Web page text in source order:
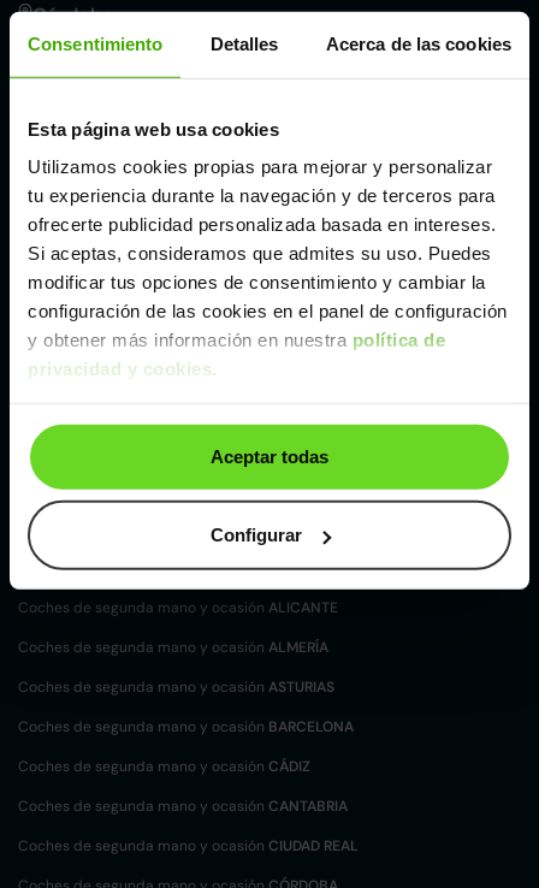
Consentimiento Detalles Acerca de las cookies
Esta página web usa cookies
Utilizamos cookies propias para mejorar y personalizar
tu experiencia durante la navegación y de terceros para
ofrecerte publicidad personalizada basada en intereses.
Si aceptas, consideramos que admites su uso. Puedes
modificar tus opciones de consentimiento y cambiar la
configuración de las cookies en el panel de configuración
y obtener más información en nuestra política de
privacidad y cookies.
Aceptar todas
Configurar
Córdoba
Madrid
Málaga
Valencia
Zaragoza
Volvo XC40 de segunda mano y ocasión
Coches desegunda mano y ocasión por
localización
Coches de segunda mano y ocasiónALBACETE
Coches de segunda mano y ocasión ALICANTE
Coches de segunda mano y ocasión ALMERÍA
Coches de segunda mano y ocasión ASTURIAS
Coches de segunda mano y ocasión BARCELONA
Coches de segunda mano y ocasión CÁDIZ
Coches de segunda mano y ocasión CANTABRIA
Coches de segunda mano y ocasión CIUDAD REAL